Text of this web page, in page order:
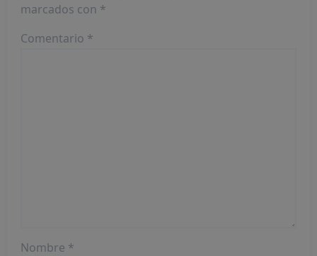
marcados con *
Comentario *
Nombre *